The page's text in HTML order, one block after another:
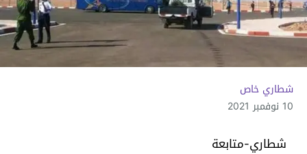
شطاري خاص
10 نوفمبر 2021
شطاري-متابعة